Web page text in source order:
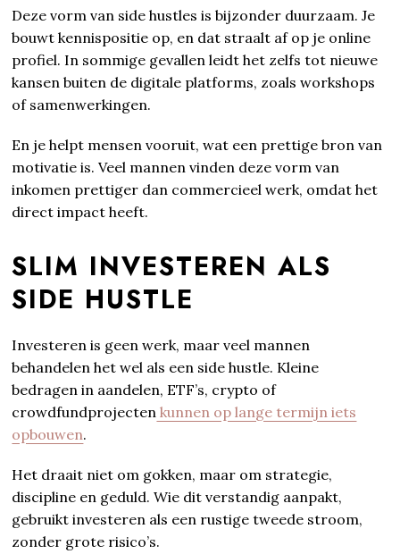
Deze vorm van side hustles is bijzonder duurzaam. Je
bouwt kennispositie op, en dat straalt af op je online
profiel. In sommige gevallen leidt het zelfs tot nieuwe
kansen buiten de digitale platforms, zoals workshops
of samenwerkingen.
En je helpt mensen vooruit, wat een prettige bron van
motivatie is. Veel mannen vinden deze vorm van
inkomen prettiger dan commercieel werk, omdat het
direct impact heeft.
SLIM INVESTEREN ALS
SIDE HUSTLE
Investeren is geen werk, maar veel mannen
behandelen het wel als een side hustle. Kleine
bedragen in aandelen, ETF’s, crypto of
crowdfundprojecten kunnen op lange termijn iets
opbouwen.
Het draait niet om gokken, maar om strategie,
discipline en geduld. Wie dit verstandig aanpakt,
gebruikt investeren als een rustige tweede stroom,
zonder grote risico’s.